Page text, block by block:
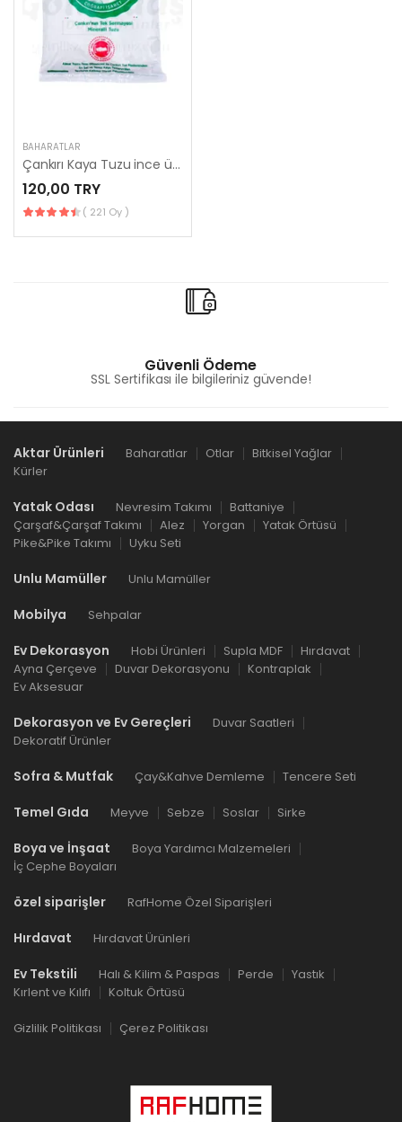
BAHARATLAR
Çankırı Kaya Tuzu ince üğütülmüş - 1 kg
120,00 TRY
( 221 Oy )
Güvenli Ödeme
SSL Sertifikası ile bilgileriniz güvende!
Aktar Ürünleri Baharatlar Otlar
Bitkisel Yağlar
Kürler
Yatak Odası Nevresim Takımı
Battaniye
Çarşaf&Çarşaf Takımı
Alez Yorgan
Yatak Örtüsü
Pike&Pike Takımı
Uyku Seti
Unlu Mamüller Unlu Mamüller
Mobilya Sehpalar
Ev Dekorasyon Hobi Ürünleri Supla MDF
Hırdavat
Ayna Çerçeve
Duvar Dekorasyonu
Kontraplak
Ev Aksesuar
Dekorasyon ve Ev Gereçleri
Duvar Saatleri
Dekoratif Ürünler
Sofra & Mutfak Çay&Kahve Demleme Tencere Seti
Temel Gıda Meyve Sebze Soslar Sirke
Boya ve İnşaat
Boya Yardımcı Malzemeleri
İç Cephe Boyaları
özel siparişler RafHome Özel Siparişleri
Hırdavat Hırdavat Ürünleri
Ev Tekstili Halı & Kilim & Paspas Perde
Yastık
Kırlent ve Kılıfı
Koltuk Örtüsü
Gizlilik Politikası Çerez Politikası